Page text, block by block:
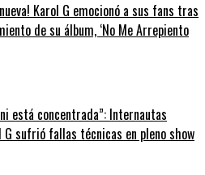
Karol G emocionó a sus fans tras
de su álbum, ‘No Me Arrepiento
está concentrada”: Internautas
G sufrió fallas técnicas en pleno show